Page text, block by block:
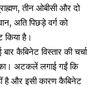
तीन ओबीसी और दो
अति पिछड़े वर्ग को
किया है।
कैबिनेट विस्तार की चर्चा
अटकलें लगाई गईं कि
और इसी कारण कैबिनेट